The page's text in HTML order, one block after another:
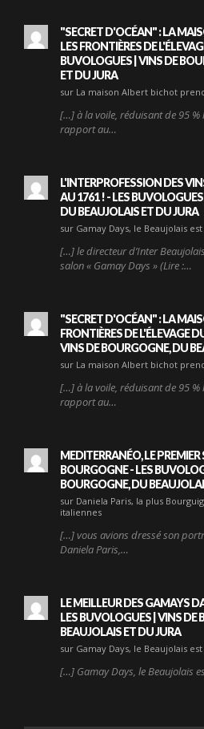
"SECRET D'OCÉAN" : LA
LES FRONTIÈRES DE
BUVOLOGUES | VINS DE
ET DU JURA
sur La maison Albert bichot
[…] à la voile, réduisant de 95 %
rapport au…
L'INTERPROFESSION DES
AU 1761 ! - LES
DU BEAUJOLAIS ET DU JURA
sur Gamay Days, le Beaujolais
[…] le directeur d’Inter
salon « Gamay Days » (Lire :…
"SECRET D'OCÉAN" : LA
FRONTIÈRES DE L'ÉLEVAGE
VINS DE BOURGOGNE, DU
sur La maison Albert bichot
[…] à la voile, réduisant de 95 %
rapport au…
MEDITERRANÉO, LE
BOURGOGNE - LES
BOURGOGNE, DU
sur Daniela Paris, la plus
italiennes
[…] vous avions dressé son
Daniela Paris,…
LE MEILLEUR DES GAMAYS
LES BUVOLOGUES | VINS DE
BEAUJOLAIS ET DU JURA
sur Gamay Days, le Beaujolais
[…] Gamay Days, le Beaujolais